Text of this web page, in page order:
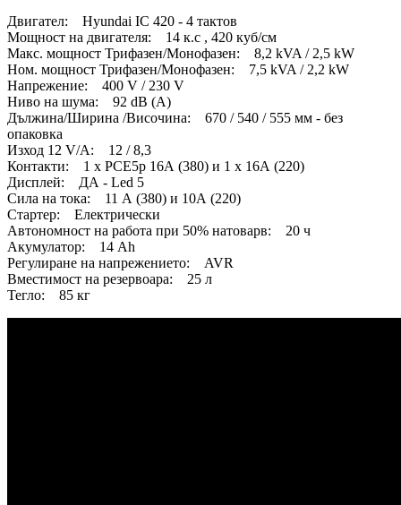
Двигател: Hyundai IC 420 - 4 тактов
Мощност на двигателя: 14 к.с , 420 куб/см
Макс. мощност Трифазен/Монофазен: 8,2 kVA / 2,5 kW
Ном. мощност Трифазен/Монофазен: 7,5 kVA / 2,2 kW
Напрежение: 400 V / 230 V
Ниво на шума: 92 dB (A)
Дължина/Ширина /Височина: 670 / 540 / 555 мм - без
опаковка
Изход 12 V/A: 12 / 8,3
Контакти: 1 х PCE5p 16А (380) и 1 х 16А (220)
Дисплей: ДА - Led 5
Сила на тока: 11 А (380) и 10А (220)
Стартер: Електрически
Автономност на работа при 50% натоварв: 20 ч
Акумулатор: 14 Ah
Регулиране на напрежението: AVR
Вместимост на резервоара: 25 л
Тегло: 85 кг